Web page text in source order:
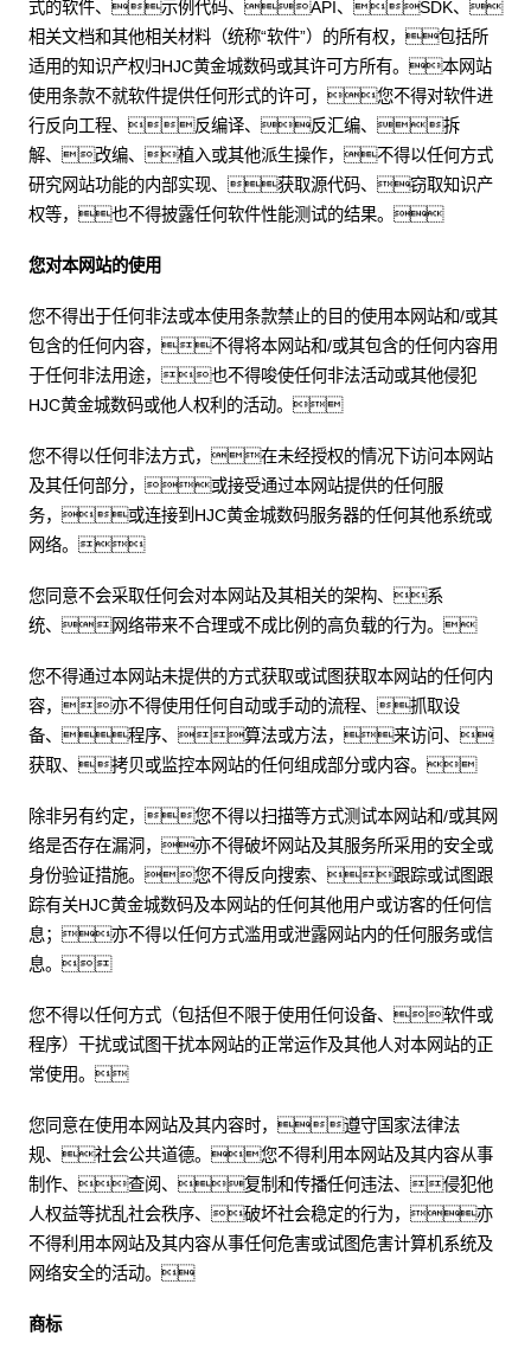
式的软件、示例代码、API、SDK、
相关文档和其他相关材料（统称“软件”）的所有权，包括所
适用的知识产权归HJC黄金城数码或其许可方所有。本网站
使用条款不就软件提供任何形式的许可，您不得对软件进
行反向工程、反编译、反汇编、拆
解、改编、植入或其他派生操作，不得以任何方式
研究网站功能的内部实现、获取源代码、窃取知识产
权等，也不得披露任何软件性能测试的结果。
您对本网站的使用
您不得出于任何非法或本使用条款禁止的目的使用本网站和/或其
包含的任何内容，不得将本网站和/或其包含的任何内容用
于任何非法用途，也不得唆使任何非法活动或其他侵犯
HJC黄金城数码或他人权利的活动。
您不得以任何非法方式，在未经授权的情况下访问本网站
及其任何部分，或接受通过本网站提供的任何服
务，或连接到HJC黄金城数码服务器的任何其他系统或
网络。
您同意不会采取任何会对本网站及其相关的架构、系
统、网络带来不合理或不成比例的高负载的行为。
您不得通过本网站未提供的方式获取或试图获取本网站的任何内
容，亦不得使用任何自动或手动的流程、抓取设
备、程序、算法或方法，来访问、
获取、拷贝或监控本网站的任何组成部分或内容。
除非另有约定，您不得以扫描等方式测试本网站和/或其网
络是否存在漏洞，亦不得破坏网站及其服务所采用的安全或
身份验证措施。您不得反向搜索、跟踪或试图跟
踪有关HJC黄金城数码及本网站的任何其他用户或访客的任何信
息；亦不得以任何方式滥用或泄露网站内的任何服务或信
息。
您不得以任何方式（包括但不限于使用任何设备、软件或
程序）干扰或试图干扰本网站的正常运作及其他人对本网站的正
常使用。
您同意在使用本网站及其内容时，遵守国家法律法
规、社会公共道德。您不得利用本网站及其内容从事
制作、查阅、复制和传播任何违法、侵犯他
人权益等扰乱社会秩序、破坏社会稳定的行为，亦
不得利用本网站及其内容从事任何危害或试图危害计算机系统及
网络安全的活动。
商标